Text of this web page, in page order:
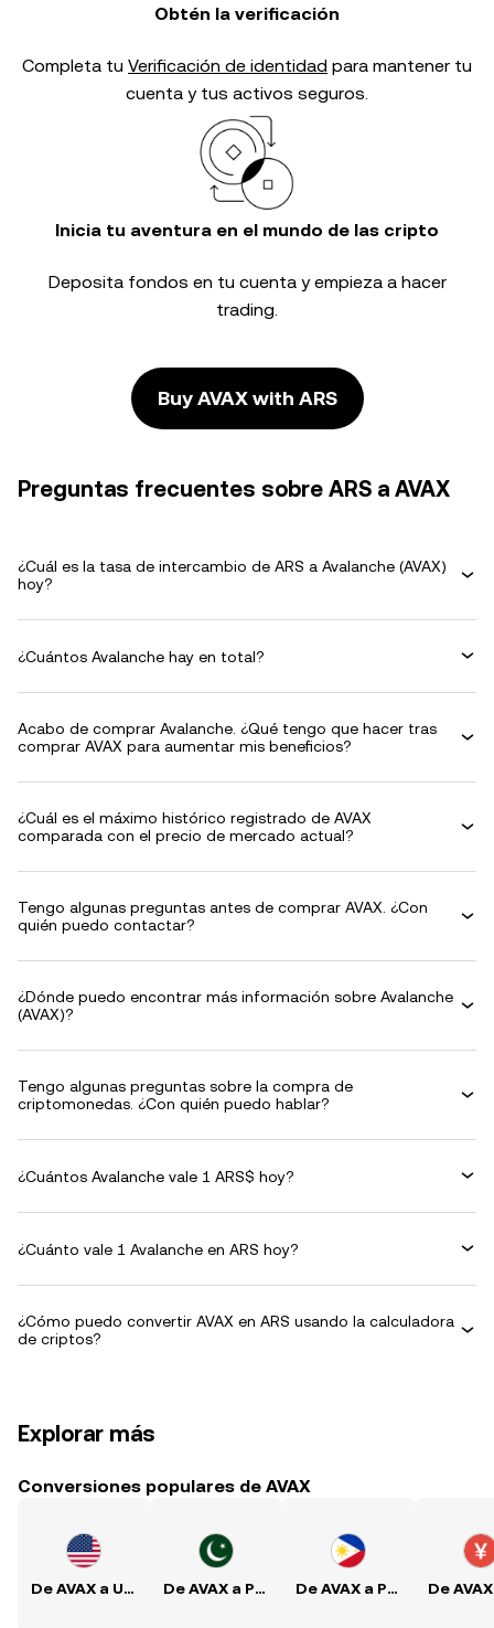
Obtén la verificación
Completa tu Verificación de identidad para mantener tu
cuenta y tus activos seguros.
Inicia tu aventura en el mundo de las cripto
Deposita fondos en tu cuenta y empieza a hacer
trading.
Buy AVAX with ARS
Preguntas frecuentes sobre ARS a AVAX
¿Cuál es la tasa de intercambio de ARS a Avalanche (AVAX)
hoy?
¿Cuántos Avalanche hay en total?
Acabo de comprar Avalanche. ¿Qué tengo que hacer tras
comprar AVAX para aumentar mis beneficios?
¿Cuál es el máximo histórico registrado de AVAX
comparada con el precio de mercado actual?
Tengo algunas preguntas antes de comprar AVAX. ¿Con
quién puedo contactar?
¿Dónde puedo encontrar más información sobre Avalanche
(AVAX)?
Tengo algunas preguntas sobre la compra de
criptomonedas. ¿Con quién puedo hablar?
¿Cuántos Avalanche vale 1 ARS$ hoy?
¿Cuánto vale 1 Avalanche en ARS hoy?
¿Cómo puedo convertir AVAX en ARS usando la calculadora
de criptos?
Explorar más
Conversiones populares de AVAX
De AVAX a USD De AVAX a PKR De AVAX a PHP